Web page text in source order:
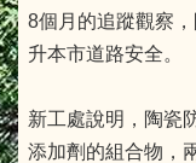
8個月的追蹤觀察
升本市道路安全。
新工處說明，陶瓷
添加劑的組合物，